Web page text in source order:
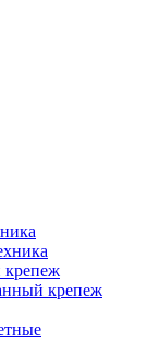
крепеж
крепеж